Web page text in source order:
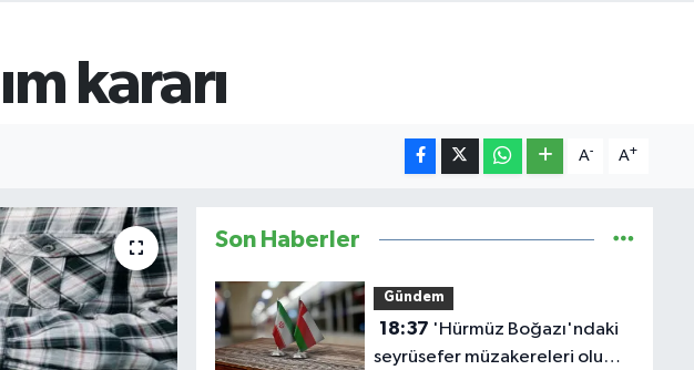
kararı
A- A+
Son Haberler
Gündem
18:37
seyrüsefer müzakereleri olumlu